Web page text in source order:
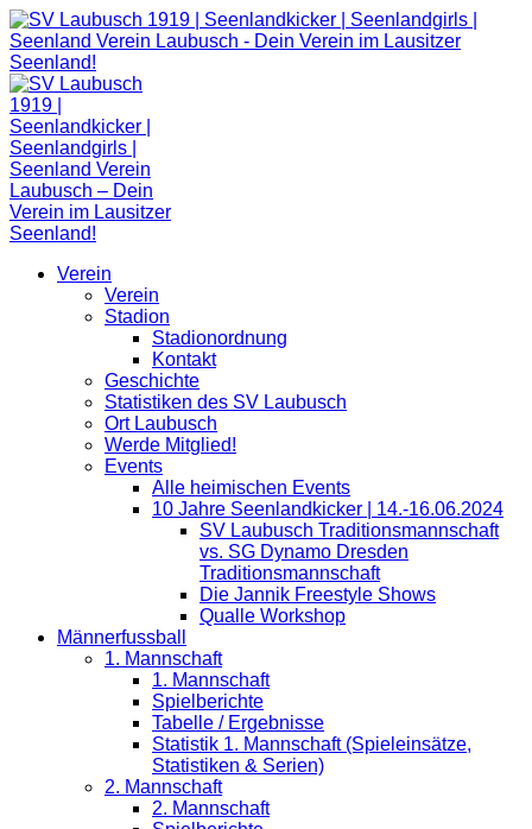
Zum
Inhalt
springen
Verein
Verein
Stadion
Stadionordnung
Kontakt
Geschichte
Statistiken des SV Laubusch
Ort Laubusch
Werde Mitglied!
Events
Alle heimischen Events
10 Jahre Seenlandkicker | 14.-16.06.2024
SV Laubusch Traditionsmannschaft
vs. SG Dynamo Dresden
Traditionsmannschaft
Die Jannik Freestyle Shows
Qualle Workshop
Männerfussball
1. Mannschaft
1. Mannschaft
Spielberichte
Tabelle / Ergebnisse
Statistik 1. Mannschaft (Spieleinsätze,
Statistiken & Serien)
2. Mannschaft
2. Mannschaft